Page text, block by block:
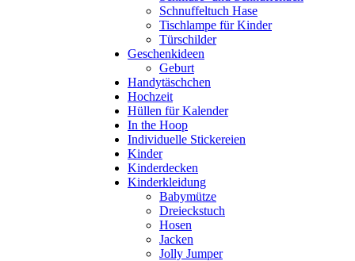
Schnuffeltuch Hase
Tischlampe für Kinder
Türschilder
Geschenkideen
Geburt
Handytäschchen
Hochzeit
Hüllen für Kalender
In the Hoop
Individuelle Stickereien
Kinder
Kinderdecken
Kinderkleidung
Babymütze
Dreieckstuch
Hosen
Jacken
Jolly Jumper